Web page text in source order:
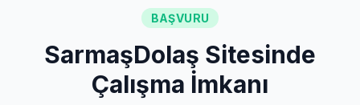
BAŞVURU
SarmaşDolaş Sitesinde
Çalışma İmkanı